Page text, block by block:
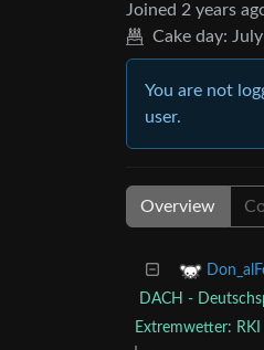
Joined 2 years
Cake day:
You are not
user.
Overview
DACH -
Extremwetter: